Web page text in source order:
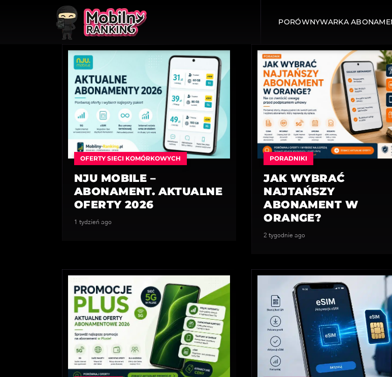
PORÓWNYWARKA
OFERTY SIECI KOMÓRKOWYCH
NJU MOBILE –
ABONAMENT. AKTUALNE
OFERTY 2026
1 tydzień ago
PORADNIKI
JAK WYBRAĆ
NAJTAŃSZY
ABONAMENT W
ORANGE?
2 tygodnie ago